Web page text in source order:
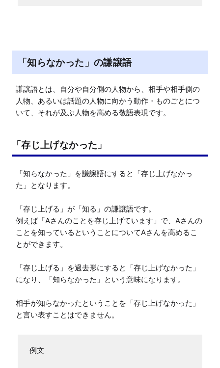
「知らなかった」の謙譲語
謙譲語とは、自分や自分側の人物から、相手や相手側の
人物、あるいは話題の人物に向かう動作・ものごとにつ
いて、それが及ぶ人物を高める敬語表現です。
「存じ上げなかった」
「知らなかった」を謙譲語にすると「存じ上げなかっ
た」となります。
「存じ上げる」が「知る」の謙譲語です。
例えば「Aさんのことを存じ上げています」で、Aさんの
ことを知っているということについてAさんを高めるこ
とができます。
「存じ上げる」を過去形にすると「存じ上げなかった」
になり、「知らなかった」という意味になります。
相手が知らなかったということを「存じ上げなかった」
と言い表すことはできません。
例文